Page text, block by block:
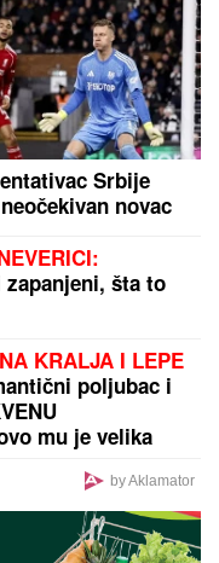
u Humsku i to
svoju majku na
pred
PRIJAVI CENTRU
Verica